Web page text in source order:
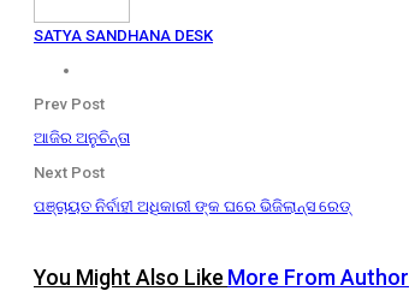
SATYA SANDHANA DESK
Prev Post
ଆଜିର ଅନୁଚିନ୍ତା
Next Post
ପଞ୍ଚାୟତ ନିର୍ବାହୀ ଅଧିକାରୀ ଙ୍କ ଘରେ ଭିଜିଲାନ୍ସ ରେଡ୍‌
You Might Also Like More From Author